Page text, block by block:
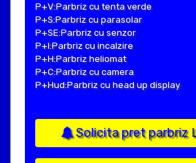
P+V:Parbriz cu tenta verde
P+S:Parbriz cu parasolar
P+SE:Parbriz cu senzor
P+I:Parbriz cu incalzire
P+H:Parbriz heliomat
P+C:Parbriz cu camera
P+Hud:Parbriz cu head up display
Solicita pret parbriz